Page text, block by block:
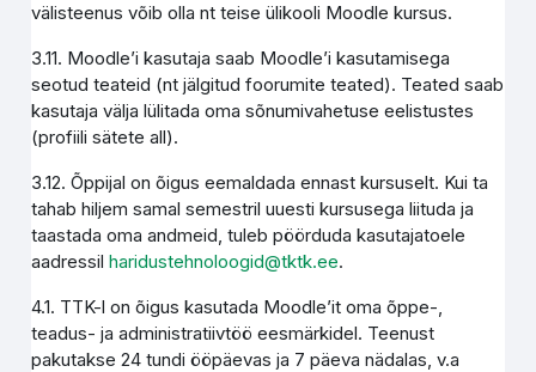
välisteenus võib olla nt teise ülikooli Moodle kursus.
3.11. Moodle’i kasutaja saab Moodle’i kasutamisega
seotud teateid (nt jälgitud foorumite teated). Teated saab
kasutaja välja lülitada oma sõnumivahetuse eelistustes
(profiili sätete all).
3.12. Õppijal on õigus eemaldada ennast kursuselt. Kui ta
tahab hiljem samal semestril uuesti kursusega liituda ja
taastada oma andmeid, tuleb pöörduda kasutajatoele
aadressilharidustehnoloogid@tktk.ee.
4.1. TTK-l on õigus kasutada Moodle’it oma õppe-,
teadus- ja administratiivtöö eesmärkidel. Teenust
pakutakse 24 tundi ööpäevas ja 7 päeva nädalas, v.a